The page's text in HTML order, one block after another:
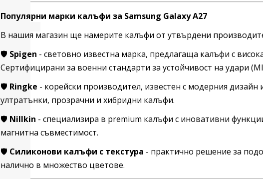
Популярни марки калъфи за Samsung Galaxy A27
В нашия магазин ще намерите калъфи от утвърдени
🛡️ Spigen - световно известна марка, предлагаща калъфи с
Сертифицирани за военни стандарти за устойчивост на удари
🛡️ Ringke - корейски производител, известен с модерния
ултратънки, прозрачни и хибридни калъфи.
🛡️ Nillkin - специализира в premium калъфи с иновативни
магнитна съвместимост.
🛡️ Силиконови калъфи с текстура - практично решение за
налично в множество цветове.